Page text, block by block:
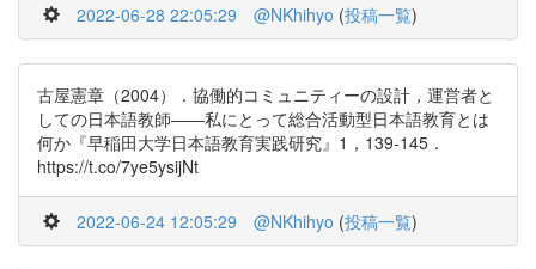
2022-06-28 22:05:29 @NKhihyo (投稿一覧)
古屋憲章（2004）．協働的コミュニティーの設計，運営者と
しての日本語教師――私にとって総合活動型日本語教育とは
何か『早稲田大学日本語教育実践研究』1，139-145．
https://t.co/7ye5ysijNt
2022-06-24 12:05:29 @NKhihyo (投稿一覧)